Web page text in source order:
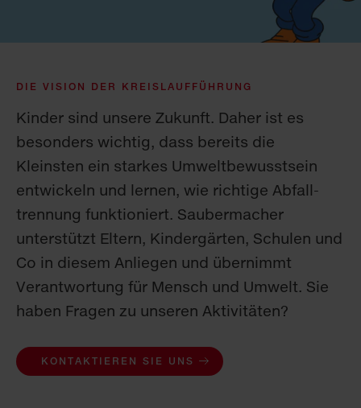
DIE VISION DER KREISLAUFFÜHRUNG
Kinder sind unsere Zukunft. Daher ist es
besonders wichtig, dass bereits die
Kleinsten ein starkes Umwelt­bewusstsein
entwickeln und lernen, wie richtige Abfall­
trennung funktioniert. Saubermacher
unterstützt Eltern, Kindergärten, Schulen und
Co in diesem Anliegen und übernimmt
Verant­wortung für Mensch und Umwelt. Sie
haben Fragen zu unseren Aktivitäten?
KONTAKTIEREN SIE UNS